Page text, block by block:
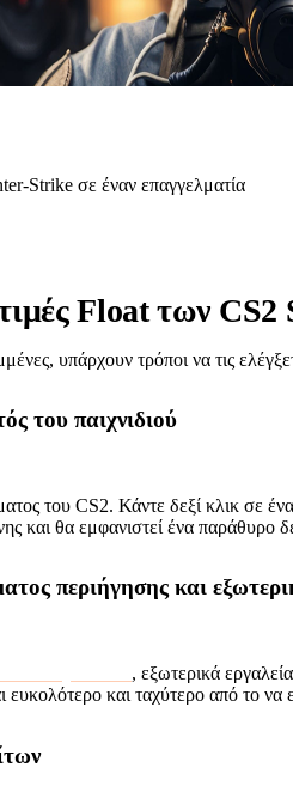
Strike σε έναν επαγγελματία
Float των
υπάρχουν τρόποι να τις
του παιχνιδιού
του CS2. Κάντε δεξί κλικ σε
και θα εμφανιστεί ένα παράθυρο
περιήγησης και
, εξωτερικά
και ταχύτερο από το να